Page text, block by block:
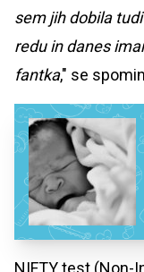
sem jih dobila
redu in danes
fantka," se
NIFTY test (Non-